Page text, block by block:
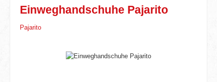
Einweghandschuhe Pajarito
Pajarito
Bildergalerie überspringen